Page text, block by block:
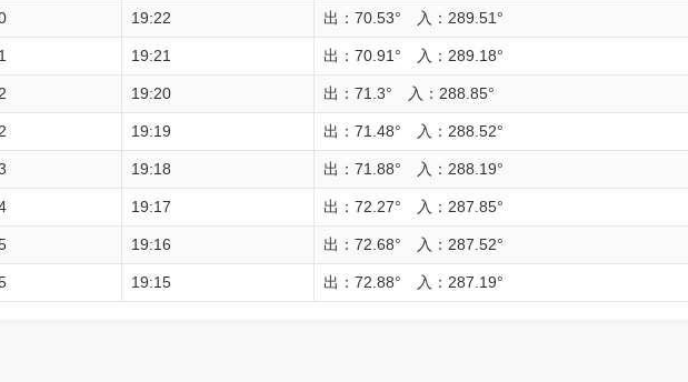
19:22 出：70.53° 入：289.51°
19:21 出：70.91° 入：289.18°
19:20 出：71.3° 入：288.85°
19:19 出：71.48° 入：288.52°
19:18 出：71.88° 入：288.19°
19:17 出：72.27° 入：287.85°
19:16 出：72.68° 入：287.52°
19:15 出：72.88° 入：287.19°